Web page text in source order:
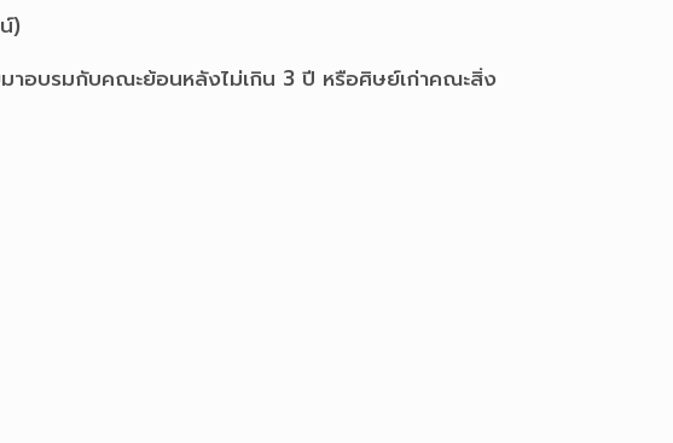
)
าอบรมกับคณะย้อนหลังไม่เกิน 3 ปี หรือศิษย์เก่าคณะสิ่ง